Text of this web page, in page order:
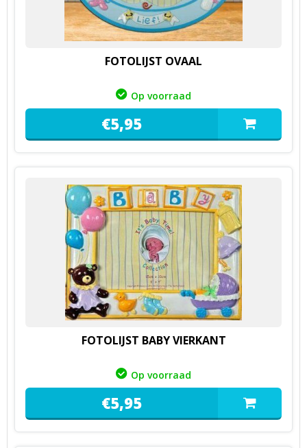
FOTOLIJST OVAAL
Op voorraad
€5,95
FOTOLIJST BABY VIERKANT
Op voorraad
€5,95